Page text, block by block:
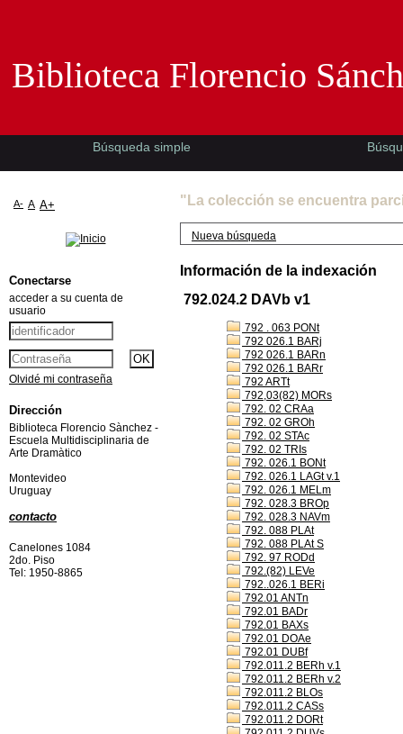
"La colección se encuentra
Nueva búsqueda
Información de la indexación
792.024.2 DAVb v1
792 . 063 PONt
792 026.1 BARj
792 026.1 BARn
792 026.1 BARr
792 ARTt
792,03(82) MORs
792. 02 CRAa
792. 02 GROh
792. 02 STAc
792. 02 TRIs
792. 026.1 BONt
792. 026.1 LAGt v.1
792. 026.1 MELm
792. 028.3 BROp
792. 028.3 NAVm
792. 088 PLAt
792. 088 PLAt S
792. 97 RODd
792.(82) LEVe
792..026.1 BERi
792.01 ANTn
792.01 BADr
792.01 BAXs
792.01 DOAe
792.01 DUBf
792.011.2 BERh v.1
792.011.2 BERh v.2
792.011.2 BLOs
792.011.2 CASs
792.011.2 DORt
Biblioteca Florencio
Búsqueda simple
A- A A+
Conectarse
acceder a su cuenta de
usuario
Olvidé mi contraseña
Dirección
Biblioteca Florencio Sànchez -
Escuela Multidisciplinaria de
Arte Dramàtico
Montevideo
Uruguay
contacto
Canelones 1084
2do. Piso
Tel: 1950-8865